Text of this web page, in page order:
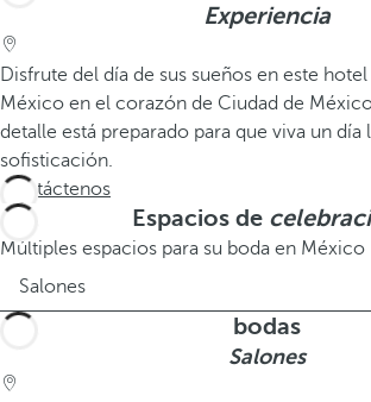
Experiencia
Disfrute del día de sus sueños en este
México en el corazón de Ciudad de
detalle está preparado para que viva un día
sofisticación.
Contáctenos
Espacios de
Múltiples espacios para su boda en México
Salones
bodas
Salones